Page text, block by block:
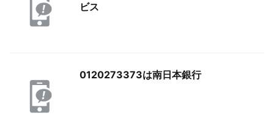
ビス
0120273373は南日本銀行